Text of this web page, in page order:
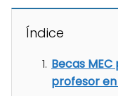
Índice
Becas
profesor